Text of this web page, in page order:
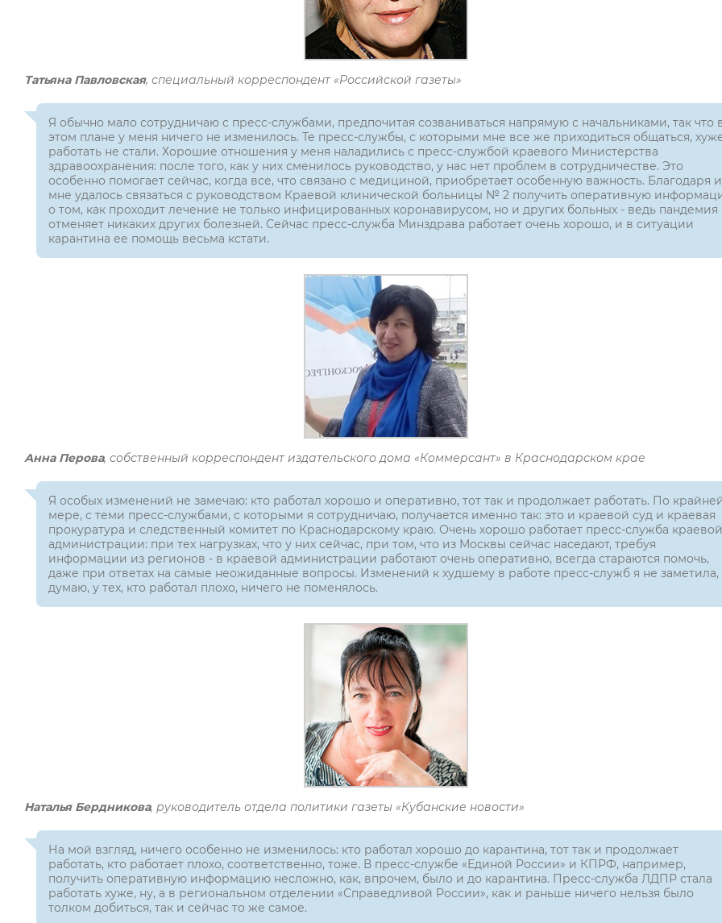
Татьяна Павловская, специальный корреспондент «Российской газеты»
Я обычно мало сотрудничаю с пресс-службами, предпочитая созваниваться напрямую с начальниками, так что
этом плане у меня ничего не изменилось. Те пресс-службы, с которыми мне все же приходиться общаться,
работать не стали. Хорошие отношения у меня наладились с пресс-службой краевого Министерства
здравоохранения: после того, как у них сменилось руководство, у нас нет проблем в сотрудничестве. Это
особенно помогает сейчас, когда все, что связано с медициной, приобретает особенную важность. Благодаря
мне удалось связаться с руководством Краевой клинической больницы № 2 получить оперативную
о том, как проходит лечение не только инфицированных коронавирусом, но и других больных - ведь пандемия
отменяет никаких других болезней. Сейчас пресс-служба Минздрава работает очень хорошо, и в ситуации
карантина ее помощь весьма кстати.
Анна Перова, собственный корреспондент издательского дома «Коммерсант» в Краснодарском крае
Я особых изменений не замечаю: кто работал хорошо и оперативно, тот так и продолжает работать. По
мере, с теми пресс-службами, с которыми я сотрудничаю, получается именно так: это и краевой суд и краевая
прокуратура и следственный комитет по Краснодарскому краю. Очень хорошо работает пресс-служба краевой
администрации: при тех нагрузках, что у них сейчас, при том, что из Москвы сейчас наседают, требуя
информации из регионов - в краевой администрации работают очень оперативно, всегда стараются помочь,
даже при ответах на самые неожиданные вопросы. Изменений к худшему в работе пресс-служб я не заметила,
думаю, у тех, кто работал плохо, ничего не поменялось.
Наталья Бердникова, руководитель отдела политики газеты «Кубанские новости»
На мой взгляд, ничего особенно не изменилось: кто работал хорошо до карантина, тот так и продолжает
работать, кто работает плохо, соответственно, тоже. В пресс-службе «Единой России» и КПРФ, например,
получить оперативную информацию несложно, как, впрочем, было и до карантина. Пресс-служба ЛДПР стала
работать хуже, ну, а в региональном отделении «Справедливой России», как и раньше ничего нельзя было
толком добиться, так и сейчас то же самое.